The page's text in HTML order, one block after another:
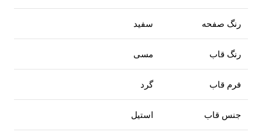
رنگ صفحه سفید
رنگ قاب مسی
فرم قاب گرد
جنس قاب استیل